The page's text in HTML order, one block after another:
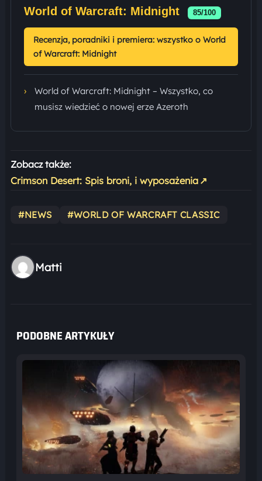
World of Warcraft: Midnight 85/100
Recenzja, poradniki i premiera: wszystko o World
of Warcraft: Midnight
›
World of Warcraft: Midnight – Wszystko, co
musisz wiedzieć o nowej erze Azeroth
Zobacz także:
Crimson Desert: Spis broni, i wyposażenia ↗
#NEWS #WORLD OF WARCRAFT CLASSIC
Matti
PODOBNE ARTYKUŁY